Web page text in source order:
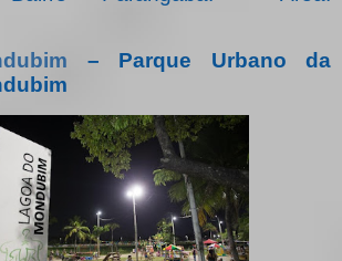
– Parque Urbano da